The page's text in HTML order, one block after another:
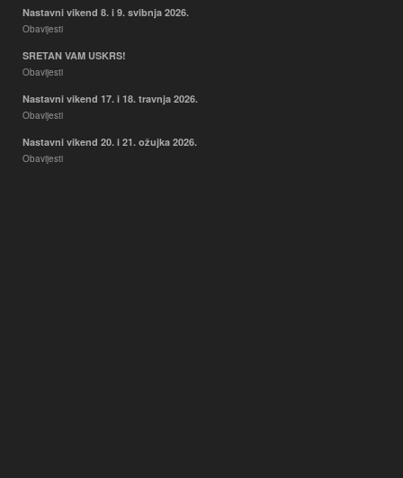
Nastavni vikend 8. i 9. svibnja 2026.
Obavijesti
SRETAN VAM USKRS!
Obavijesti
Nastavni vikend 17. i 18. travnja 2026.
Obavijesti
Nastavni vikend 20. i 21. ožujka 2026.
Obavijesti